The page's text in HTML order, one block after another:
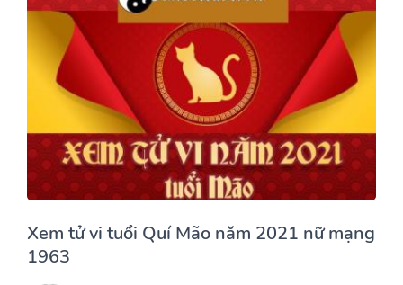
Xem tử vi tuổi Quí Mão năm 2021 nữ mạng
1963